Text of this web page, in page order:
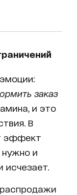
заказ
и это
В
эффект
нужно и
исчезает.